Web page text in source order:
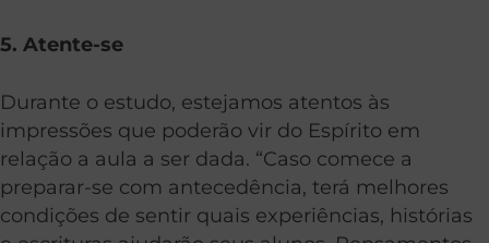
5. Atente-se
Durante o estudo, estejamos atentos às
impressões que poderão vir do Espírito em
relação a aula a ser dada. “Caso comece a
preparar-se com antecedência, terá melhores
condições de sentir quais experiências, histórias